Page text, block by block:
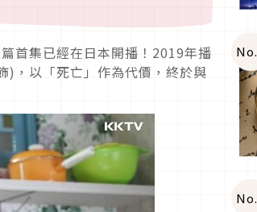
首集已經在日本開播！2019年播
)，以「死亡」作為代價，終於與
No.
No.